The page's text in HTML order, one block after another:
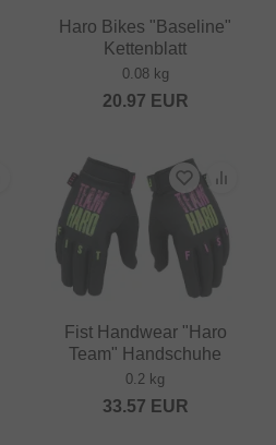
Haro Bikes "Baseline"
Kettenblatt
0.08 kg
20.97 EUR
Fist Handwear "Haro
Team" Handschuhe
0.2 kg
33.57 EUR